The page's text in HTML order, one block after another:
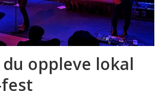
oppleve lokal